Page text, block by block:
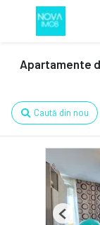
Apartamente
Caută din nou
Previous